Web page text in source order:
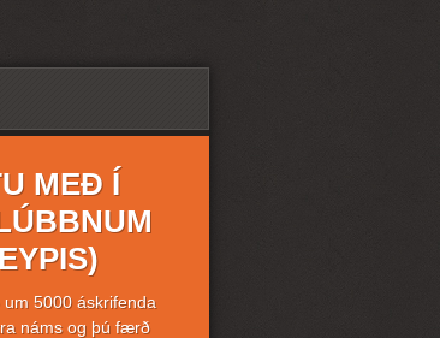
MEÐ Í
5000 áskrifenda
náms og þú færð